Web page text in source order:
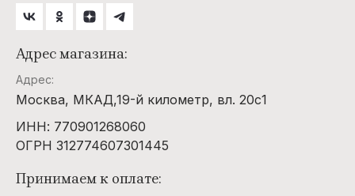
Адрес магазина:
Адрес:
Москва, МКАД,19-й километр, вл. 20с1
ИНН: 770901268060
ОГРН 312774607301445
Принимаем к оплате: